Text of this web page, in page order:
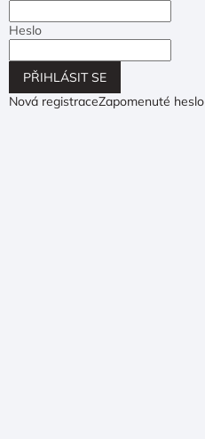
Heslo
PŘIHLÁSIT SE
Nová registraceZapomenuté heslo